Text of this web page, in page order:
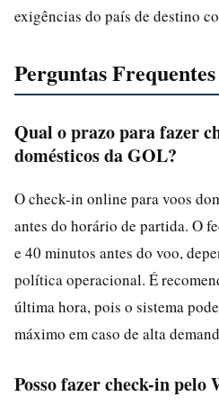
exigências do país de destino
Perguntas
Qual o prazo para fazer
domésticos da GOL?
O check-in online para voos
antes do horário de partida. O
e 40 minutos antes do voo,
política operacional. É
última hora, pois o sistema
máximo em caso de alta
Posso fazer check-in